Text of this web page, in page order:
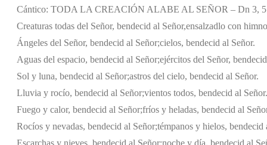
Cántico: TODA LA CREACIÓN ALABE AL SEÑOR – Dn 3,
Creaturas todas del Señor, bendecid al Señor,ensalzadlo con
Ángeles del Señor, bendecid al Señor;cielos, bendecid al Señor.
Aguas del espacio, bendecid al Señor;ejércitos del Señor,
Sol y luna, bendecid al Señor;astros del cielo, bendecid al Señor.
Lluvia y rocío, bendecid al Señor;vientos todos, bendecid al Señor.
Fuego y calor, bendecid al Señor;fríos y heladas, bendecid al
Rocíos y nevadas, bendecid al Señor;témpanos y hielos, bendecid
Escarchas y nieves, bendecid al Señor;noche y día, bendecid al